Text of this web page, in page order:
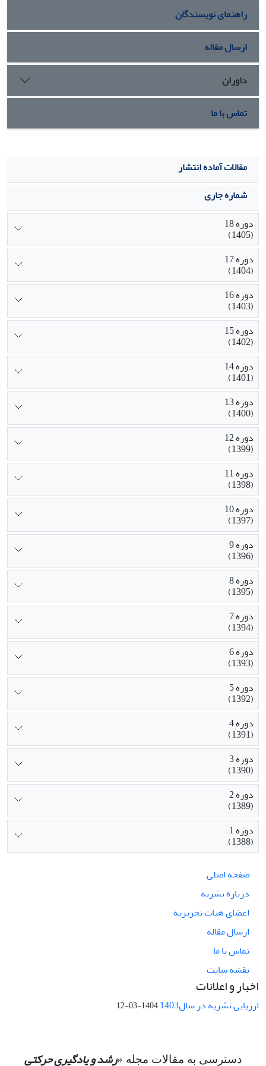
راهنمای نویسندگان
ارسال مقاله
داوران
تماس با ما
مقالات آماده انتشار
شماره جاری
دوره 18
(1405)
دوره 17
(1404)
دوره 16
(1403)
دوره 15
(1402)
دوره 14
(1401)
دوره 13
(1400)
دوره 12
(1399)
دوره 11
(1398)
دوره 10
(1397)
دوره 9
(1396)
دوره 8
(1395)
دوره 7
(1394)
دوره 6
(1393)
دوره 5
(1392)
دوره 4
(1391)
دوره 3
(1390)
دوره 2
(1389)
دوره 1
(1388)
صفحه اصلی
درباره نشریه
اعضای هیات تحریریه
ارسال مقاله
تماس با ما
نقشه سایت
اخبار و اعلانات
ارزیابی نشریه در سال1403 1404-03-12
دسترسی به مقالات مجله «رشد و یادگیری حرکتی